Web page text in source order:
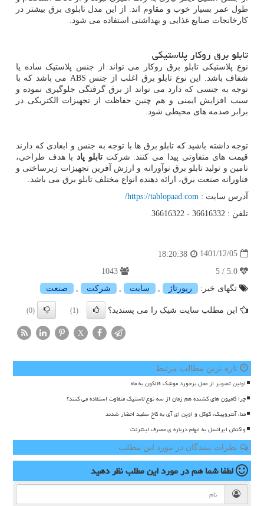
طول عمر بسیار خوب و مقاوم اند. از این مدل تابلوی برق بیشتر در
کارخانجات صنایع غذایی و بهداشتی استفاده می شود.
تابلو برق روکار پلاستیکی
نوع پلاستیکی تابلو برق روکار می تواند از جنس پلاستیک ساده یا
شفاف باشد. این نوع تابلو برق اغلب از جنس ABS می باشد که با
توجه به جنسی که دارد می تواند از برق گرفتگی جلوگیری نموده و
سبب افزایش ایمنی و هم چنین حفاظت از تجهیزات الکتریکی در
برابر صدمه های محیطی شود.
توجه داشته باشید که تابلو برق ها با توجه به جنس و ابعادی که دارند
قیمت های متفاوتی پیدا می کنند. شرکتتابلو پادبا هدف طراحی،
تامین و تولید تابلو برق نوآورانه و ارزش آفرین تجهیزات زیرساختی و
فناورانه صنعت برق، ارائه دهنده انواع مختلف تابلو برق می باشد.
آدرس سایت : https://tablopaad.com
/
تلفن : 36616322 - 36616332
1401/12/05
18:20:38
تگهای خبر:
رپورتاژ , سایت , شركت , صنعت
این مطلب سایت شیک را می پسندید؟ (1)
(0)
X
تازه ترین مطالب مرتبط
اولین تصویر از محل برخورد موشک فالکون به ماه
چرا کامیون های کشنده هم زمان از سه نوع لاستیک متفاوت استفاده می کنند؟
متا، آنتروپیک، گوگل و اوپن ای آی به کاخ سفید احضار شدند
واکنش ایرانسل به ابهام درباره ی مصرف اینترنت
نظرات بینندگان در مورد این مطلب
لطفا شما همدر مورد این مطلبنظر دهید